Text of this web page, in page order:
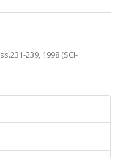
239, 1998 (SCI-